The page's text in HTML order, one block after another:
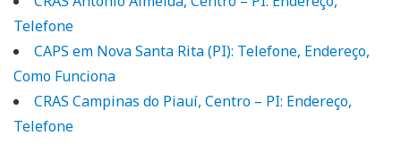
Telefone
CAPS em Nova Santa Rita (PI): Telefone, Endereço,
Como Funciona
CRAS Campinas do Piauí, Centro – PI: Endereço,
Telefone